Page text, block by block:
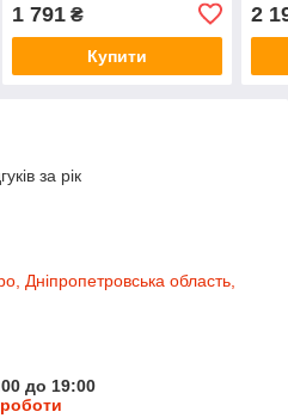
(2.4G+Bluetooth, 8W)
1 791₴
Купити
(Wi-
2
за рік
Дніпропетровська область,
до 19:00